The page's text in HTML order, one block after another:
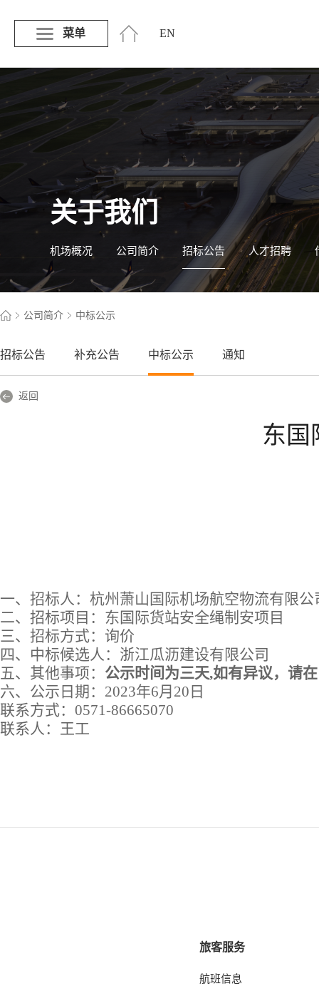
菜单 EN
关于我们
机场概况 公司简介 招标公告 人才招聘
公司简介 中标公示
招标公告 补充公告 中标公示 通知
返回
东国
一、招标人： 杭州萧山国际机场航空物流有限公
二、招标项目： 东国际货站安全绳制安项目
三、招标方式： 询价
四、中标候选人： 浙江瓜沥建设有限公司
五、其他事项： 公示时间为三天,如有异议，请
六、公示日期： 2023年6月20日
联系方式： 0571-86665070
联系人： 王工
旅客服务
航班信息